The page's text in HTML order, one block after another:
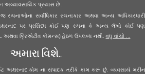
અવ્યાવસાયિક પ્રયાસ છે.
સર્વાધિકાર રચનાકાર અથવા અન્ય અધિકારધારી
પર પ્રસિધ્ધ કોઈ પણ રચના કે અન્ય લેખો કોઈ પણ
અથવા ક્રિએટીવ કોમન્સ) હેઠળ ઉપલબ્ધ નથી. વધુ વાંચો ...
અમારા વિશે..
ના સંપાદક તરીકે કામ કરૂં છું. વ્યવસાયે મરીન